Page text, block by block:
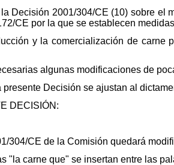
Decisión 2001/304/CE (10) sobre el
CE por la que se establecen
y la comercialización de carne
algunas modificaciones de
Decisión se ajustan al
DECISIÓN:
304/CE de la Comisión quedará
"la carne que" se insertan entre las